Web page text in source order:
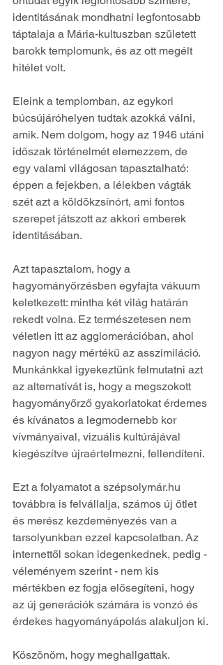
identitásának mondhatni legfontosabb
táptalaja a Mária-kultuszban született
barokk templomunk, és az ott megélt
hitélet volt.
Eleink a templomban, az egykori
búcsújáróhelyen tudtak azokká válni,
amik. Nem dolgom, hogy az 1946 utáni
időszak történelmét elemezzem, de
egy valami világosan tapasztalható:
éppen a fejekben, a lélekben vágták
szét azt a köldökzsínórt, ami fontos
szerepet játszott az akkori emberek
identitásában.
Azt tapasztalom, hogy a
hagyományőrzésben egyfajta vákuum
keletkezett: mintha két világ határán
rekedt volna. Ez természetesen nem
véletlen itt az agglomerációban, ahol
nagyon nagy mértékű az asszimiláció.
Munkánkkal igyekeztünk felmutatni azt
az alternatívát is, hogy a megszokott
hagyományőrző gyakorlatokat érdemes
és kívánatos a legmodernebb kor
vívmányaival, vizuális kultúrájával
kiegészítve újraértelmezni, fellendíteni.
Ezt a folyamatot a szépsolymár.hu
továbbra is felvállalja, számos új ötlet
és merész kezdeményezés van a
tarsolyunkban ezzel kapcsolatban. Az
internettől sokan idegenkednek, pedig -
véleményem szerint - nem kis
mértékben ez fogja elősegíteni, hogy
az új generációk számára is vonzó és
érdekes hagyományápolás alakuljon ki.
Köszönöm, hogy meghallgattak.